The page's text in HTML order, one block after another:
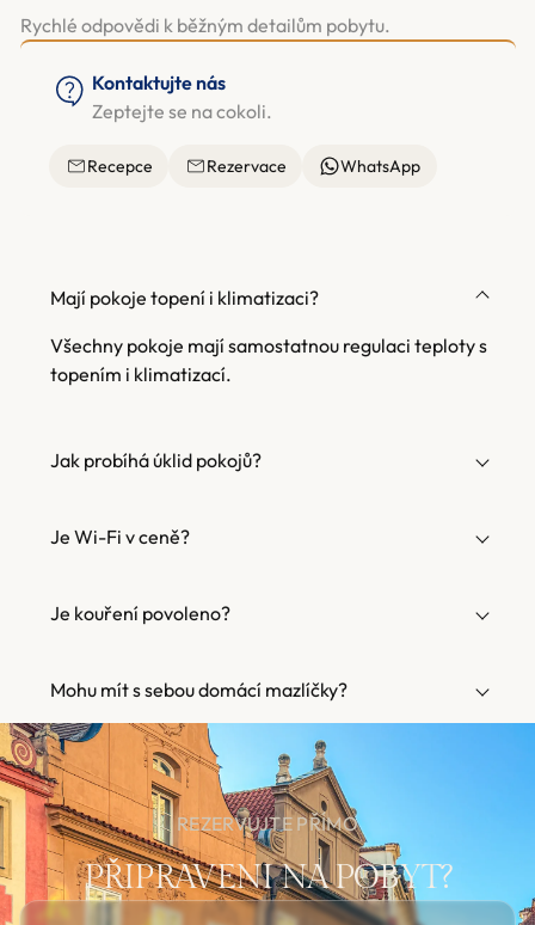
Rychlé odpovědi k běžným detailům pobytu.
Kontaktujte nás
Zeptejte se na cokoli.
Recepce Rezervace WhatsApp
Mají pokoje topení i klimatizaci?
Všechny pokoje mají samostatnou regulaci teploty s
topením i klimatizací.
Jak probíhá úklid pokojů?
Je Wi-Fi v ceně?
Je kouření povoleno?
Mohu mít s sebou domácí mazlíčky?
REZERVUJTE PŘÍMO
PŘIPRAVENI NA POBYT?